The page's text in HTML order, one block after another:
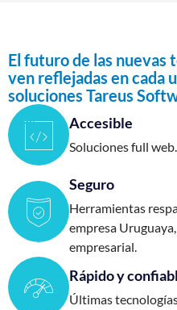
El futuro de las nuevas
ven reflejadas en cada
soluciones Tareus
Accesible
Soluciones full web.
Seguro
Herramientas
empresa
empresarial.
Rápido y
Últimas